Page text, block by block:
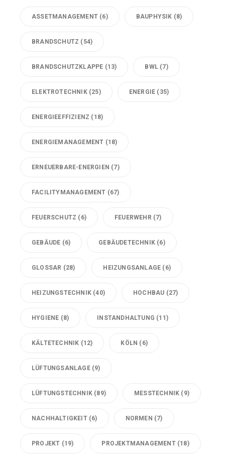
ASSETMANAGEMENT (6) BAUPHYSIK (8)
BRANDSCHUTZ (54)
BRANDSCHUTZKLAPPE (13) BWL (7)
ELEKTROTECHNIK(25) ENERGIE (35)
ENERGIEEFFIZIENZ (18)
ENERGIEMANAGEMENT (18)
ERNEUERBARE-ENERGIEN (7)
FACILITYMANAGEMENT (67)
FEUERSCHUTZ (6) FEUERWEHR (7)
GEBÄUDE (6) GEBÄUDETECHNIK (6)
GLOSSAR (28) HEIZUNGSANLAGE (6)
HEIZUNGSTECHNIK (40) HOCHBAU (27)
HYGIENE (8) INSTANDHALTUNG (11)
KÄLTETECHNIK (12) KÖLN (6)
LÜFTUNGSANLAGE(9)
LÜFTUNGSTECHNIK (89) MESSTECHNIK (9)
NACHHALTIGKEIT(6) NORMEN (7)
PROJEKT (19) PROJEKTMANAGEMENT(18)